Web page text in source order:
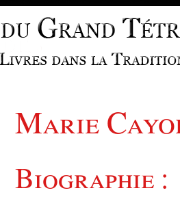
Marie
Biographie :